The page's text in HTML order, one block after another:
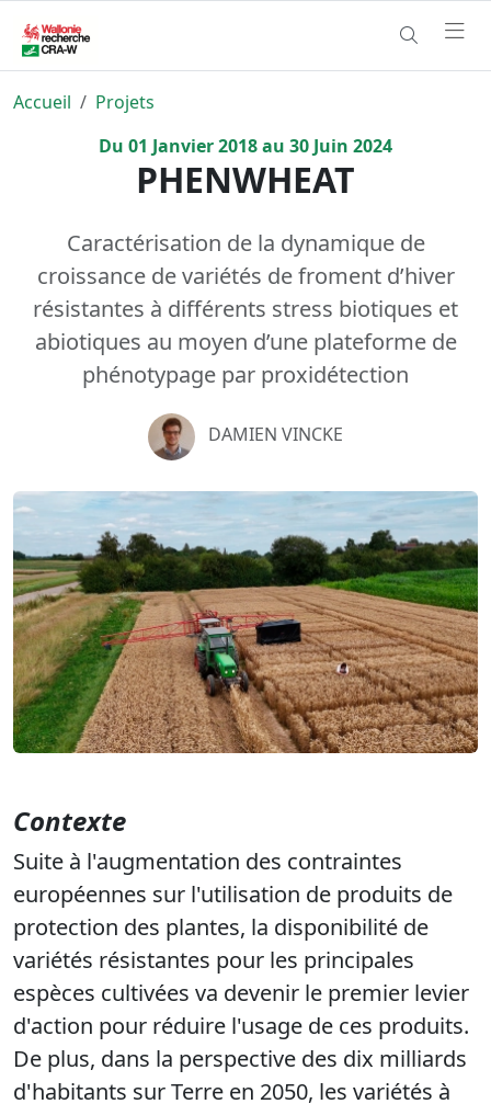
Accueil
Projets
Du 01 Janvier2018au 30 Juin 2024
PHENWHEAT
Caractérisation de la dynamique de
croissance de variétés de froment d’hiver
résistantes à différents stress biotiques et
abiotiques au moyen d’une plateforme de
phénotypage par proxidétection
DAMIEN VINCKE
Contexte
Suite à l'augmentation des contraintes
européennes sur l'utilisation de produits de
protection des plantes, la disponibilité de
variétés résistantes pour les principales
espèces cultivées va devenir le premier levier
d'action pour réduire l'usage de ces produits.
De plus, dans la perspective des dix milliards
d'habitants sur Terre en 2050, les variétés à